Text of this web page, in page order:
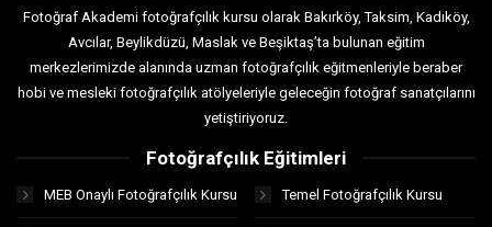
Fotoğraf Akademi fotoğrafçılık kursu olarak Bakırköy, Taksim, Kadıköy,
Avcılar, Beylikdüzü, Maslak ve Beşiktaş’ta bulunan eğitim
merkezlerimizde alanında uzman fotoğrafçılık eğitmenleriyle beraber
hobi ve mesleki fotoğrafçılık atölyeleriyle geleceğin fotoğraf sanatçılarını
yetiştiriyoruz.
Fotoğrafçılık Eğitimleri
MEB Onaylı Fotoğrafçılık Kursu Temel Fotoğrafçılık Kursu